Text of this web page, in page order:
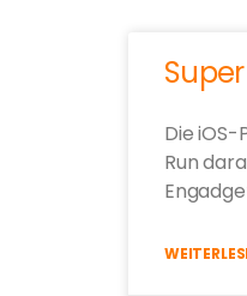
Die
Run